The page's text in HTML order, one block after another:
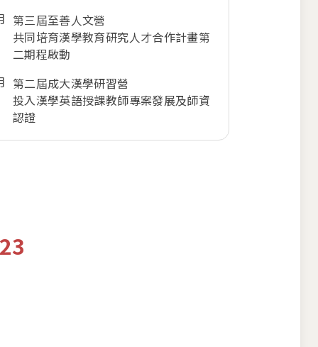
第三屆至善人文營
共同培育漢學教育研究人才合作計畫第
二期程啟動
第二屆成大漢學研習營
投入漢學英語授課教師專案發展及師資
認證